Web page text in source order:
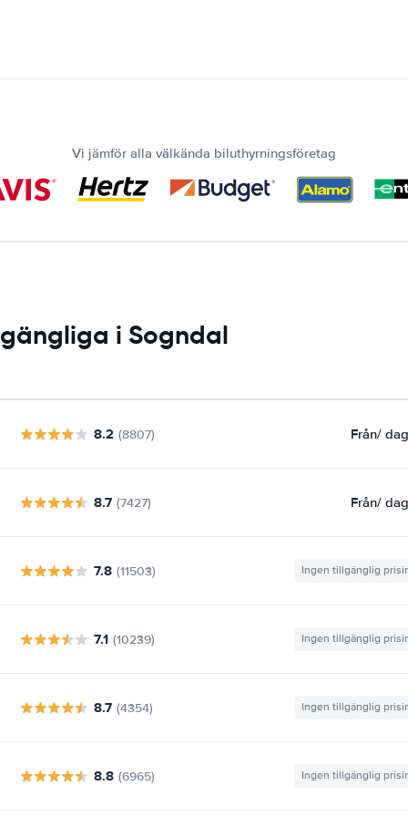
Vi jämför alla välkända biluthyrningsföretag
i Sogndal
8.2 (8807) Från/ dag
8.7 (7427) Från/ dag
7.8 (11503) Ingen tillgänglig
7.1 (10239) Ingen tillgänglig
8.7 (4354) Ingen tillgänglig
8.8 (6965) Ingen tillgänglig